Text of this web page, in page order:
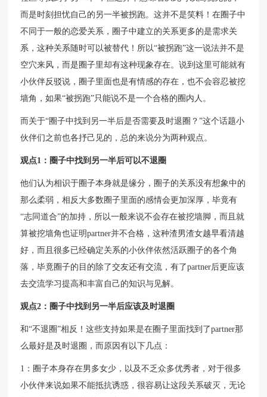
而是时刻担忧自己的另一半被拐跑。这并不是笑料！在圈子中
不同于一般的恋爱关系，圈子中建立的关系更多的是需求关
系，这种关系随时可以被替代！所以“被拐跑”这一说法并不是
空穴来风，而是圈子里却有这种现象存在。说到这里可能就有
小伙伴反驳说，圈子里面也是有情感的存在，也不会容忍被挖
墙角，如果“被拐跑”只能说不是一个合格的圈内人。
而关于“圈子中找到另一半后是否需要及时退圈？”这个话题小
伙伴们之前也各抒己见的，总的来说分为两种观点。
观点1：圈子中找到另一半后可以不退圈
他们认为相识于圈子本身就是缘分，圈子的关系没有想象中的
那么柔弱，相反大多数圈子里面的感情会更加深厚，毕竟有
“志同道合”的加持，所以一般来说不会存在被挖墙脚，而且就
算被挖墙角也证明partner并不合格，这种渣男渣女越早看清越
好，而且很多已经确定关系的小伙伴依然活跃圈子的各个角
落，毕竟圈子的目的除了交友还有交流，有了partner后更应该
去交流学习提高和丰富自己的知识与见解。
观点2：圈子中找到另一半后应该及时退圈
和“不退圈”相反！这些支持如果是在圈子里面找到了partner那
么最好是及时退圈，而原因有以下几点：
1：圈子本身存在男多女少，以及不乏众多优秀者，对于很多
小伙伴来说如果不能抵抗诱惑，很容易让这段关系破灭，无论